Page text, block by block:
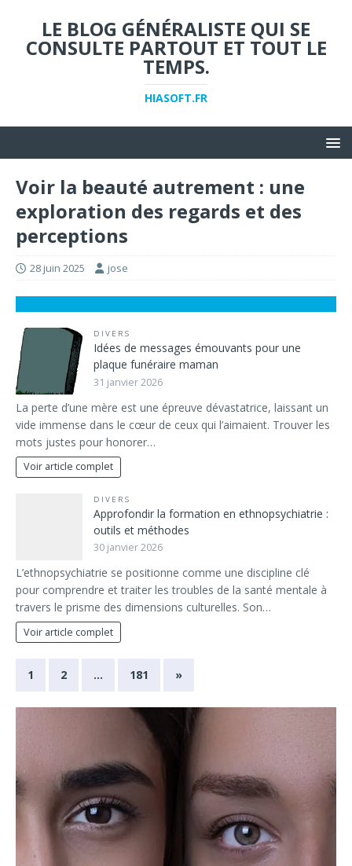
LE BLOG GÉNÉRALISTE QUI SE
CONSULTE PARTOUT ET TOUT LE
TEMPS.
HIASOFT.FR
Voir la beauté autrement : une
exploration des regards et des
perceptions
28 juin 2025 jose
DIVERS
Idées de messages émouvants pour une
plaque funéraire maman
31 janvier 2026
La perte d’une mère est une épreuve dévastatrice, laissant un
vide immense dans le cœur de ceux qui l’aimaient. Trouver les
mots justes pour honorer…
Voir article complet
DIVERS
Approfondir la formation en ethnopsychiatrie :
outils et méthodes
30 janvier 2026
L’ethnopsychiatrie se positionne comme une discipline clé
pour comprendre et traiter les troubles de la santé mentale à
travers le prisme des dimensions culturelles. Son…
Voir article complet
1 2 … 181 »